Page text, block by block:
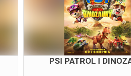
PSI PATROL I